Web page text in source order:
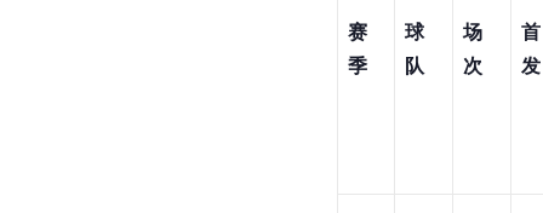
赛
季
球
队
场
次
首
发